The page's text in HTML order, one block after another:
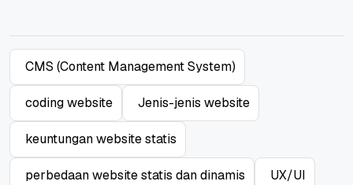
CMS (Content Management System)
coding website Jenis-jenis website
keuntungan website statis
perbedaan website statis dan dinamis UX/UI